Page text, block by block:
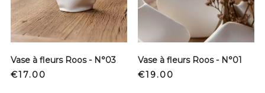
Vase à fleurs Roos - N°03
Price
€17.00
Vase à fleurs Roos - N°01
Price
€19.00